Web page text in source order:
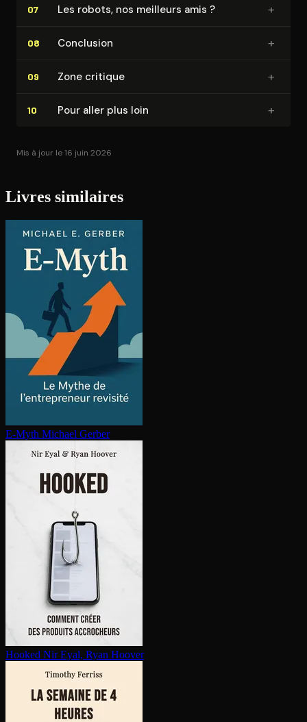
07 Les robots, nos meilleurs amis ? +
08 Conclusion +
09 Zone critique +
10 Pour aller plus loin +
Mis à jour le 16 juin 2026
Livres similaires
E-Myth Michael Gerber
Hooked Nir Eyal, Ryan Hoover